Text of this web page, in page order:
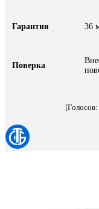
Гарантия 36
Поверка
[Голосов: